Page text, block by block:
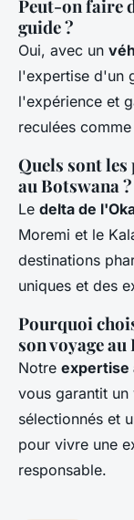
Peut-on faire
guide ?
Oui, avec un
l'expertise d'un
l'expérience et
reculées
Quels sont
au Botswana ?
Le delta de
Moremi et le
destinations
uniques et des
Pourquoi
son voyage
Notre expertise
vous garantit
sélectionnés et
pour vivre une
responsable.